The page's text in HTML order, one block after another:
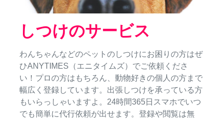
しつけのサービス
わんちゃんなどのペットのしつけにお困りの方はぜ
ひANYTIMES（エニタイムズ）でご依頼くださ
い！プロの方はもちろん、動物好きの個人の方まで
幅広く登録しています。出張しつけを承っている方
もいらっしゃいますよ。24時間365日スマホでいつ
でも簡単に代行依頼が出せます。登録や閲覧は無